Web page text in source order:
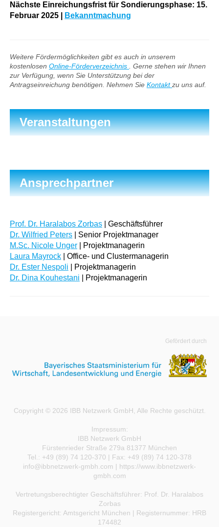
Nächste Einreichungsfrist für Sondierungsphase: 15.
Februar 2025 |
Bekanntmachung
Weitere Fördermöglichkeiten gibt es auch in unserem
kostenlosen Online-Förderverzeichnis
. Gerne stehen wir Ihnen
zur Verfügung, wenn Sie Unterstützung bei der
Antragseinreichung benötigen. Nehmen Sie Kontaktzu uns auf.
Veranstaltungen
Ansprechpartner
Prof. Dr. Haralabos Zorbas | Geschäftsführer
Dr. Wilfried Peters | Senior Projektmanager
M.Sc. Nicole Unger | Projektmanagerin
Laura Mayrock | Office- und Clustermanagerin
Dr. Ester Nespoli | Projektmanagerin
Dr. Dina Kouhestani | Projektmanagerin
Gefördert durch
Copyright © 2026 IBB Netzwerk GmbH, Alle Rechte geschützt.
Impressum:
IBB Netzwerk GmbH
Fürstenrieder Straße 279a 81377 München
Tel.: +49 (89) 74 120-370 | Fax: +49 (89) 74 120-378
info@ibbnetzwerk-gmbh.com | https://www.ibbnetzwerk-
gmbh.com
Vertretungsberechtigter Geschäftsführer: Prof. Dr. Haralabos
Zorbas
Registergericht: Amtsgericht München | Registernummer: HRB
174482